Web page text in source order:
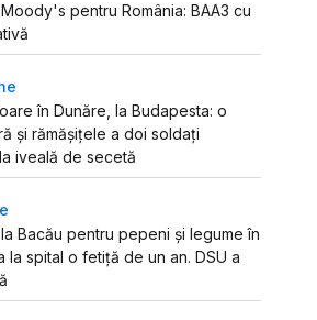
pentru România: BAA3 cu
în Dunăre, la Budapesta: o
și rămășițele a doi soldați
iveală de secetă
Bacău pentru pepeni și legume în
la spital o fetiță de un an. DSU a